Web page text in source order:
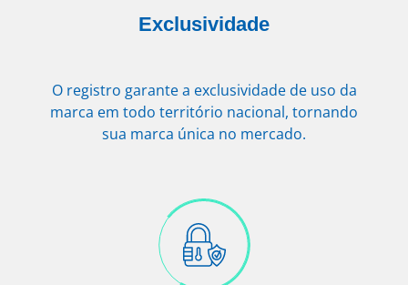
Exclusividade
O registro garante a exclusividade de uso da
marca em todo território nacional, tornando
sua marca única no mercado.